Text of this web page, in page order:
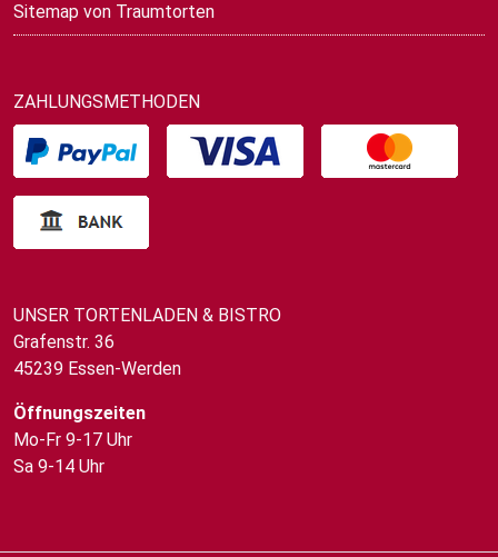
Sitemap von Traumtorten
ZAHLUNGSMETHODEN
UNSER TORTENLADEN & BISTRO
Grafenstr. 36
45239 Essen-Werden
Öffnungszeiten
Mo-Fr 9-17 Uhr
Sa 9-14 Uhr